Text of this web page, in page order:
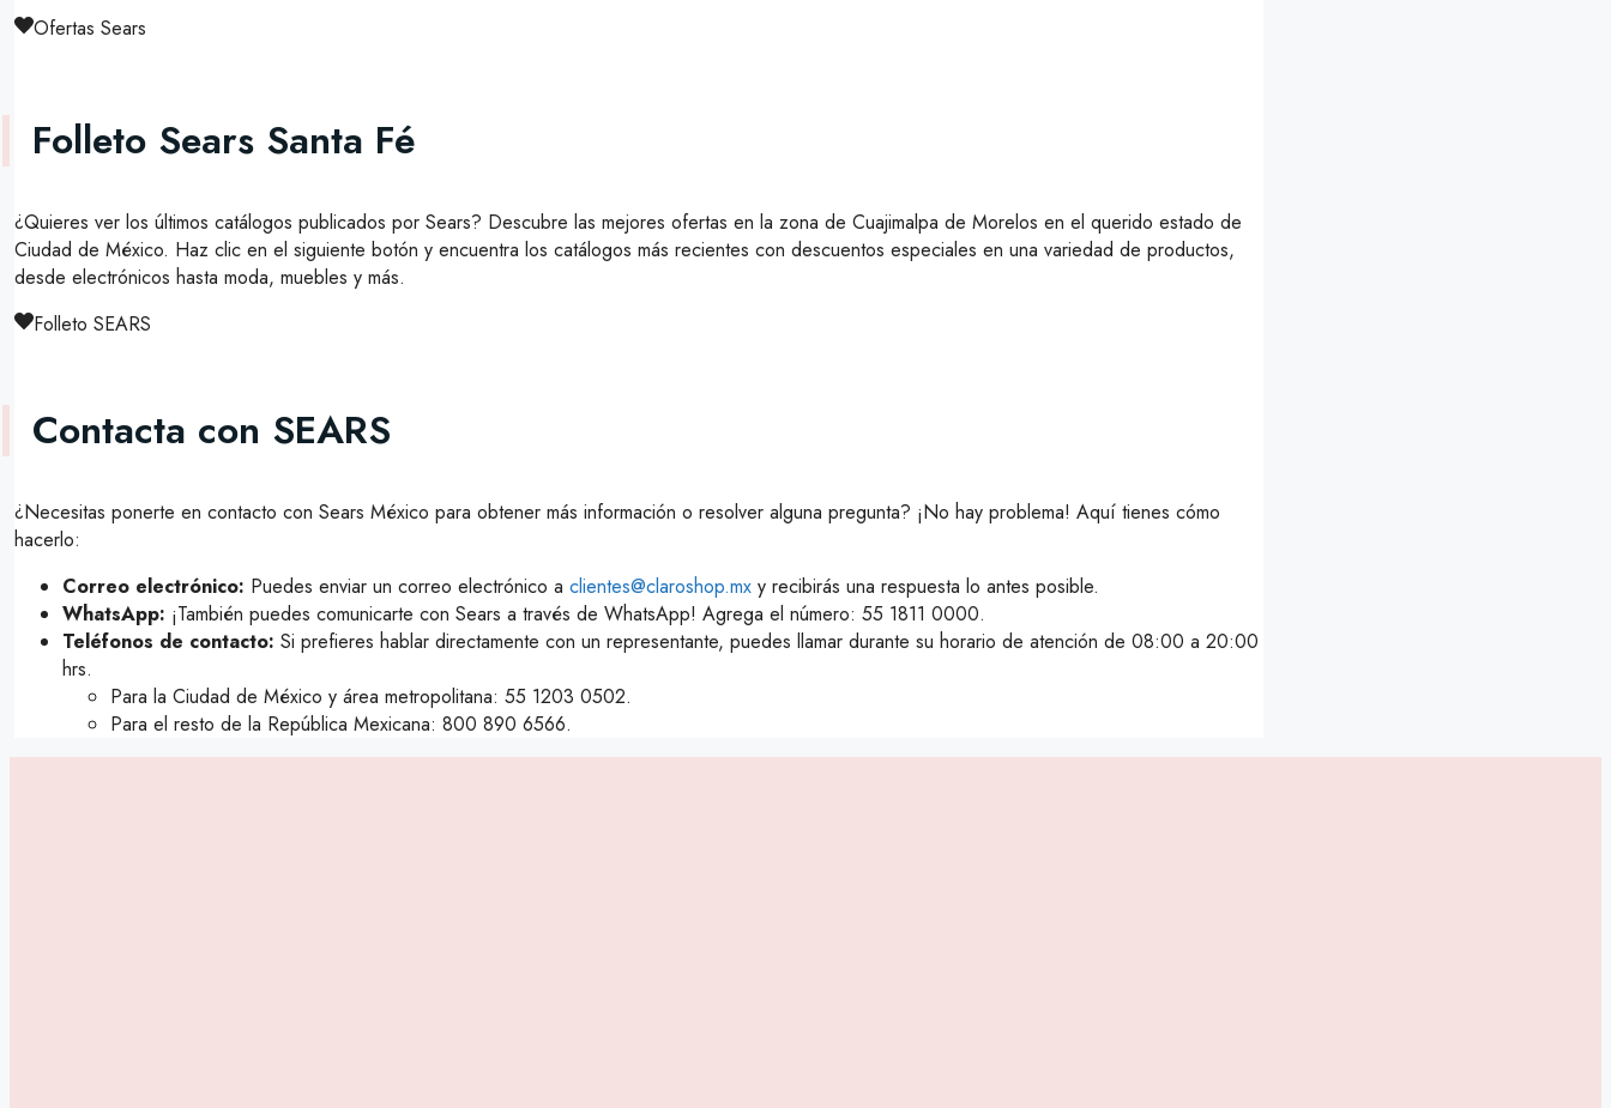
Ofertas Sears
Folleto Sears Santa Fé
¿Quieres ver los últimos catálogos publicados por Sears? Descubre las mejores ofertas en la zona de Cuajimalpa de Morelos en el querido estado de
Ciudad de México. Haz clic en el siguiente botón y encuentra los catálogos más recientes con descuentos especiales en una variedad de productos,
desde electrónicos hasta moda, muebles y más.
Folleto SEARS
Contacta con SEARS
¿Necesitas ponerte en contacto con Sears México para obtener más información o resolver alguna pregunta? ¡No hay problema! Aquí tienes cómo
hacerlo:
Correo electrónico: Puedes enviar un correo electrónico a clientes@claroshop.mx y recibirás una respuesta lo antes posible.
WhatsApp: ¡También puedes comunicarte con Sears a través de WhatsApp! Agrega el número: 55 1811 0000.
Teléfonos de contacto: Si prefieres hablar directamente con un representante, puedes llamar durante su horario de atención de 08:00 a 20:00
hrs.
Para la Ciudad de México y área metropolitana: 55 1203 0502.
Para el resto de la República Mexicana: 800 890 6566.